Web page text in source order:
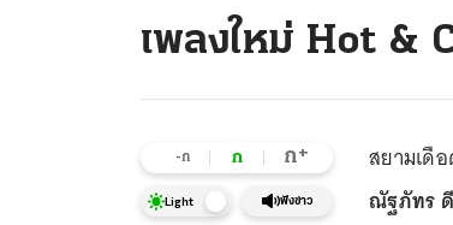
เพลงใหม่ Hot &
-ก ก ก+
Light ฟังข่าว
สยามเดื
ณัฐภัทร